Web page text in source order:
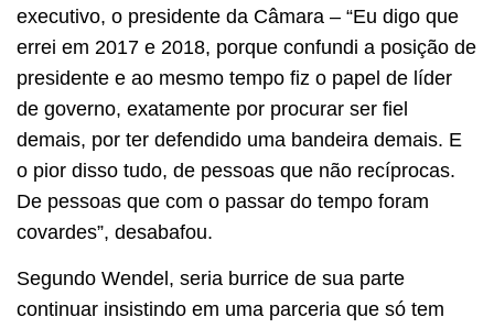
executivo, o presidente da Câmara – “Eu digo que
errei em 2017 e 2018, porque confundi a posição de
presidente e ao mesmo tempo fiz o papel de líder
de governo, exatamente por procurar ser fiel
demais, por ter defendido uma bandeira demais. E
o pior disso tudo, de pessoas que não recíprocas.
De pessoas que com o passar do tempo foram
covardes”, desabafou.
Segundo Wendel, seria burrice de sua parte
continuar insistindo em uma parceria que só tem